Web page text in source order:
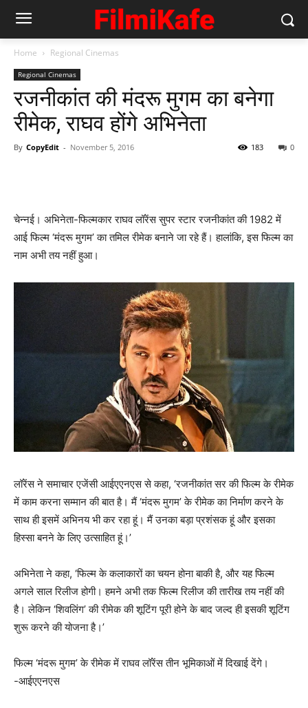
Home Regional Cinemas
Regional Cinemas
रजनीकांत की मंदरू मुगम का बनेगा
रीमेक, राघव होंगे अभिनेता
By CopyEdit - November 5, 2016 0
183
चेन्नई। अभिनेता-फिल्मकार राघव लॉरेंस सुपर स्टार रजनीकांत की 1982 में
आई फिल्म ‘मंदरू मुगम’ का तमिल रीमेक बनाने जा रहे हैं। हालांकि, इस फिल्‍म का
नाम अभी तय नहीं हुआ।
लॉरेंस ने समाचार एजेंसी आईएएनएस से कहा, ‘रजनीकांत सर की फिल्म के रीमेक
में काम करना सम्मान की बात है। मैं ‘मंदरू मुगम’ के रीमेक का निर्माण करने के
साथ ही इसमें अभिनय भी कर रहा हूं। मैं उनका बड़ा प्रशंसक हूं और इसका
हिस्सा बनने के लिए उत्साहित हूं।’
अभिनेता ने कहा, ‘फिल्म के कलाकारों का चयन होना बाकी है, और यह फिल्म
अगले साल रिलीज होगी। हमने अभी तक फिल्म रिलीज की तारीख तय नहीं की
है। लेकिन ‘शिवलिंग’ की रीमेक की शूटिंग पूरी होने के बाद जल्द ही इसकी शूटिंग
शुरू करने की योजना है।’
फिल्‍म ‘मंदरू मुगम’ के रीमेक में राघव लॉरेंस तीन भूमिकाओं में दिखाई देंगे।
-आईएएनएस